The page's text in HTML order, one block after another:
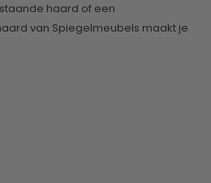
haard of een
van Spiegelmeubels maakt je